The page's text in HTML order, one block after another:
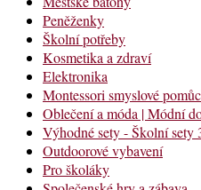
Peněženky
Školní potřeby
Kosmetika a zdraví
Elektronika
Montessori smyslové
Oblečení a móda | Módní
Výhodné sety - Školní sety
Outdoorové vybavení
Pro školáky